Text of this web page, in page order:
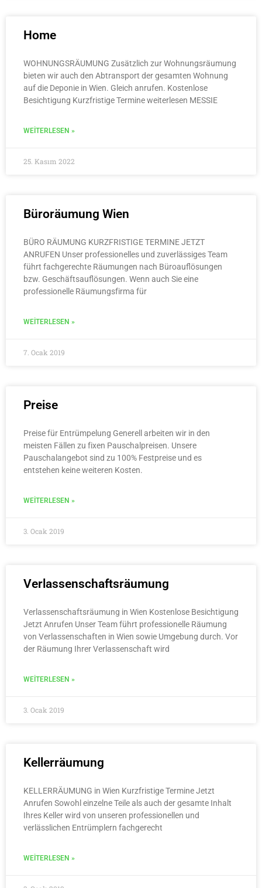
Home
WOHNUNGSRÄUMUNG Zusätzlich zur Wohnungsräumung
bieten wir auch den Abtransport der gesamten Wohnung
auf die Deponie in Wien. Gleich anrufen. Kostenlose
Besichtigung Kurzfristige Termine weiterlesen MESSIE
WEITERLESEN »
25. Kasım 2022
Büroräumung Wien
BÜRO RÄUMUNG KURZFRISTIGE TERMINE JETZT
ANRUFEN Unser professionelles und zuverlässiges Team
führt fachgerechte Räumungen nach Büroauflösungen
bzw. Geschäftsauflösungen. Wenn auch Sie eine
professionelle Räumungsfirma für
WEITERLESEN »
7. Ocak 2019
Preise
Preise für Entrümpelung Generell arbeiten wir in den
meisten Fällen zu fixen Pauschalpreisen. Unsere
Pauschalangebot sind zu 100% Festpreise und es
entstehen keine weiteren Kosten.
WEITERLESEN »
3. Ocak 2019
Verlassenschaftsräumung
Verlassenschaftsräumung in Wien Kostenlose Besichtigung
Jetzt Anrufen Unser Team führt professionelle Räumung
von Verlassenschaften in Wien sowie Umgebung durch. Vor
der Räumung Ihrer Verlassenschaft wird
WEITERLESEN »
3. Ocak 2019
Kellerräumung
KELLERRÄUMUNG in Wien Kurzfristige Termine Jetzt
Anrufen Sowohl einzelne Teile als auch der gesamte Inhalt
Ihres Keller wird von unseren professionellen und
verlässlichen Entrümplern fachgerecht
WEITERLESEN »